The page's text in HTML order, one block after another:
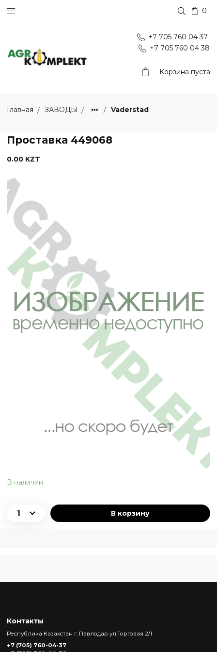
0
+7 705 760 04 37
+7 705 760 04 38
Корзина пуста
Главная ЗАВОДЫ Vaderstad
Проставка 449068
В наличии
0.00 KZT
В корзину
Контакты
Республика Казахстан г. Павлодар ул.Торговая 2/1
+7 (705) 760-04-37